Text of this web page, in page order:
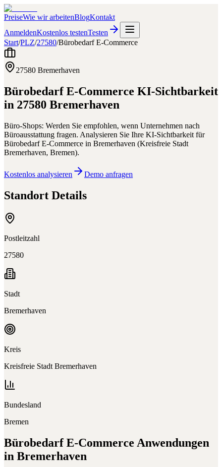
PreiseWie wir arbeitenBlogKontakt
AnmeldenKostenlos testenTesten
Start/PLZ/27580/Bürobedarf E-Commerce
27580 Bremerhaven
Bürobedarf E-Commerce KI-Sichtbarkeit
in 27580 Bremerhaven
Büro-Shops: Werden Sie empfohlen, wenn Unternehmen nach
Büroausstattung fragen. Analysieren Sie Ihre KI-Sichtbarkeit für
Bürobedarf E-Commerce in Bremerhaven (Kreisfreie Stadt
Bremerhaven, Bremen).
Kostenlos analysieren Demo anfragen
Standort Details
Postleitzahl
27580
Stadt
Bremerhaven
Kreis
Kreisfreie Stadt Bremerhaven
Bundesland
Bremen
Bürobedarf E-Commerce Anwendungen
in Bremerhaven